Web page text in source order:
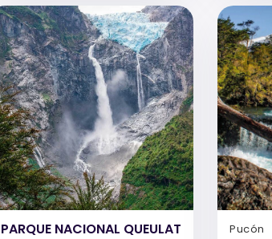
PARQUE NACIONAL QUEULAT Pucón